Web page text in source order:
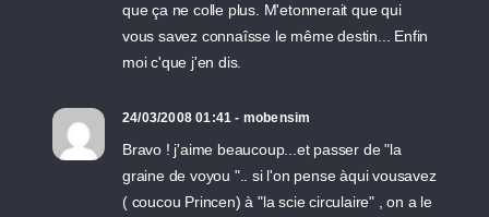
que ça ne colle plus. M'etonnerait que qui
vous savez connaîsse le même destin... Enfin
moi c'que j'en dis.
24/03/2008 01:41 - mobensim
Bravo ! j'aime beaucoup...et passer de "la
graine de voyou ".. si l'on pense àqui vousavez
( coucou Princen) à "la scie circulaire" , on a le